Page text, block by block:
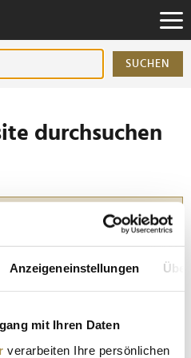
Anzeigeneinstellungen
mit Ihren Daten
verarbeiten Ihre persönlichen
SUCHEN
durchsuchen
Wortgruppe enthalten:
zwischen
Baldini' im B2C-